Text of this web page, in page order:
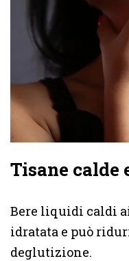
Tisane calde
Bere liquidi caldi
idratata e può
deglutizione.